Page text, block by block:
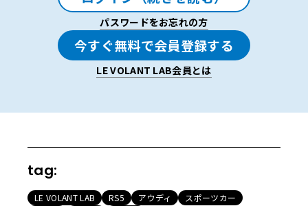
ひと目で伝わる圧倒的な存在感。専用ワイドボディと精
緻な空力デバイス
れ、そこには新型RS 5が並んでいた。クルマのデザインは
ら強い存在感を放っていた。
パスワードをお忘れの方
今すぐ無料で会員登録する
LE VOLANT LAB会員とは
tag:
LE VOLANT LAB RS5 アウディ
スポーツカー